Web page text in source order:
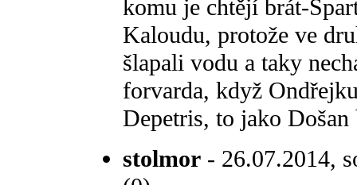
komu je chtějí brát-
Kaloudu, protože ve
šlapali vodu a taky
forvarda, když
Depetris, to jako Došan
stolmor - 26.07.2014,